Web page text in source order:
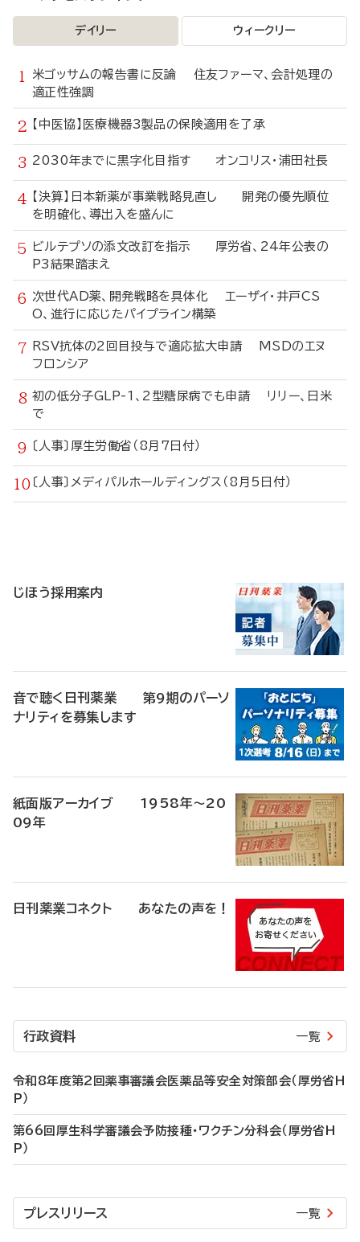
デイリー ウィークリー
米ゴッサムの報告書に反論 住友ファーマ、会計処理の
適正性強調
【中医協】医療機器3製品の保険適用を了承
2030年までに黒字化目指す オンコリス・浦田社長
【決算】日本新薬が事業戦略見直し 開発の優先順位
を明確化、導出入を盛んに
ビルテプソの添文改訂を指示 厚労省、24年公表の
P3結果踏まえ
次世代AD薬、開発戦略を具体化 エーザイ・井戸CS
O、進行に応じたパイプライン構築
RSV抗体の2回目投与で適応拡大申請 MSDのエヌ
フロンシア
初の低分子GLP-1、2型糖尿病でも申請 リリー、日米
で
〔人事〕厚生労働省（8月7日付）
〔人事〕メディパルホールディングス（8月5日付）
じほう採用案内
音で聴く日刊薬業 第9期のパーソ
ナリティを募集します
紙面版アーカイブ 1958年～20
09年
日刊薬業コネクト あなたの声を！
行政資料 一覧
令和8年度第2回薬事審議会医薬品等安全対策部会（厚労省H
P）
第66回厚生科学審議会予防接種・ワクチン分科会（厚労省H
P）
プレスリリース 一覧